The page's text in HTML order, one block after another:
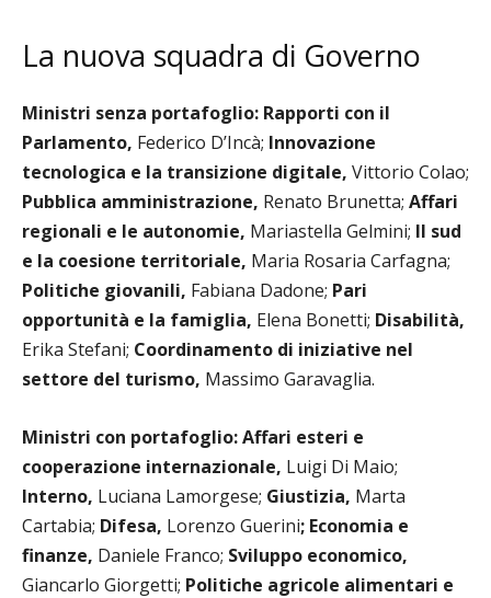
La nuova squadra di Governo
Ministri senza portafoglio: Rapporti con il
Parlamento, Federico D’Incà; Innovazione
tecnologica e la transizione digitale, Vittorio Colao;
Pubblica amministrazione, Renato Brunetta; Affari
regionali e le autonomie, Mariastella Gelmini; Il sud
e la coesione territoriale, Maria Rosaria Carfagna;
Politiche giovanili, Fabiana Dadone; Pari
opportunità e la famiglia, Elena Bonetti; Disabilità,
Erika Stefani; Coordinamento di iniziative nel
settore del turismo, Massimo Garavaglia.
Ministri con portafoglio: Affari esteri e
cooperazione internazionale, Luigi Di Maio;
Interno, Luciana Lamorgese; Giustizia, Marta
Cartabia; Difesa, Lorenzo Guerini; Economia e
finanze, Daniele Franco; Sviluppo economico,
Giancarlo Giorgetti; Politiche agricole alimentari e